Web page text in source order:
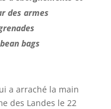
des armes
bags
a arraché la main
des Landes le 22